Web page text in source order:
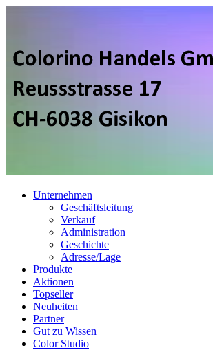
Unternehmen
Geschäftsleitung
Verkauf
Administration
Geschichte
Adresse/Lage
Produkte
Aktionen
Topseller
Neuheiten
Partner
Gut zu Wissen
Color Studio